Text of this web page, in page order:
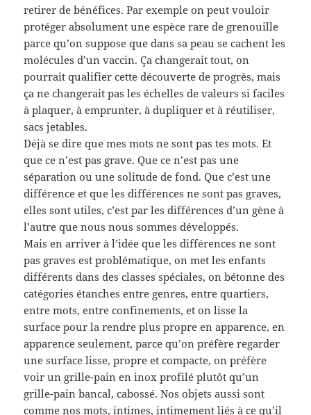
retirer de bénéfices. Par exemple on peut vouloir
protéger absolument une espèce rare de grenouille
parce qu’on suppose que dans sa peau se cachent les
molécules d’un vaccin. Ça changerait tout, on
pourrait qualifier cette découverte de progrès, mais
ça ne changerait pas les échelles de valeurs si faciles
à plaquer, à emprunter, à dupliquer et à réutiliser,
sacs jetables.
Déjà se dire que mes mots ne sont pas tes mots. Et
que ce n’est pas grave. Que ce n’est pas une
séparation ou une solitude de fond. Que c’est une
différence et que les différences ne sont pas graves,
elles sont utiles, c’est par les différences d’un gène à
l’autre que nous nous sommes développés.
Mais en arriver à l’idée que les différences ne sont
pas graves est problématique, on met les enfants
différents dans des classes spéciales, on bétonne des
catégories étanches entre genres, entre quartiers,
entre mots, entre confinements, et on lisse la
surface pour la rendre plus propre en apparence, en
apparence seulement, parce qu’on préfère regarder
une surface lisse, propre et compacte, on préfère
voir un grille-pain en inox profilé plutôt qu’un
grille-pain bancal, cabossé. Nos objets aussi sont
comme nos mots, intimes, intimement liés à ce qu’il